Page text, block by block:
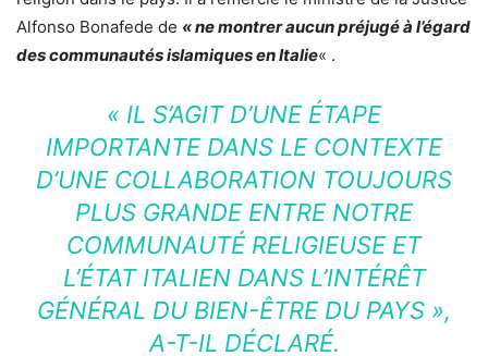
Alfonso Bonafede de « ne montrer aucun préjugé à l’égard
des communautés islamiques en Italie« .
« IL S’AGIT D’UNE ÉTAPE
IMPORTANTE DANS LE CONTEXTE
D’UNE COLLABORATION TOUJOURS
PLUS GRANDE ENTRE NOTRE
COMMUNAUTÉ RELIGIEUSE ET
L’ÉTAT ITALIEN DANS L’INTÉRÊT
GÉNÉRAL DU BIEN-ÊTRE DU PAYS »,
A-T-IL DÉCLARÉ.